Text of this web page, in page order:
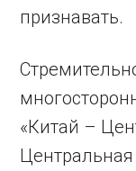
признавать.
«Китай –